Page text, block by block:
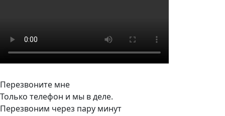
Перезвоните мне
Только телефон и мы в деле.
Перезвоним через пару минут